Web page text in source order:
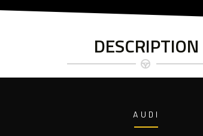
DESCRIPTION
AUDI